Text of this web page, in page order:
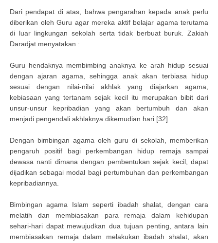
Dari pendapat di atas, bahwa pengarahan kepada anak perlu
diberikan oleh Guru agar mereka aktif belajar agama terutama
di luar lingkungan sekolah serta tidak berbuat buruk. Zakiah
Daradjat menyatakan :
Guru hendaknya membimbing anaknya ke arah hidup sesuai
dengan ajaran agama, sehingga anak akan terbiasa hidup
sesuai dengan nilai-nilai akhlak yang diajarkan agama,
kebiasaan yang tertanam sejak kecil itu merupakan bibit dari
unsur-unsur kepribadian yang akan bertumbuh dan akan
menjadi pengendali akhlaknya dikemudian hari.[32]
Dengan bimbingan agama oleh guru di sekolah, memberikan
pengaruh positif bagi perkembangan hidup remaja sampai
dewasa nanti dimana dengan pembentukan sejak kecil, dapat
dijadikan sebagai modal bagi pertumbuhan dan perkembangan
kepribadiannya.
Bimbingan agama Islam seperti ibadah shalat, dengan cara
melatih dan membiasakan para remaja dalam kehidupan
sehari-hari dapat mewujudkan dua tujuan penting, antara lain
membiasakan remaja dalam melakukan ibadah shalat, akan